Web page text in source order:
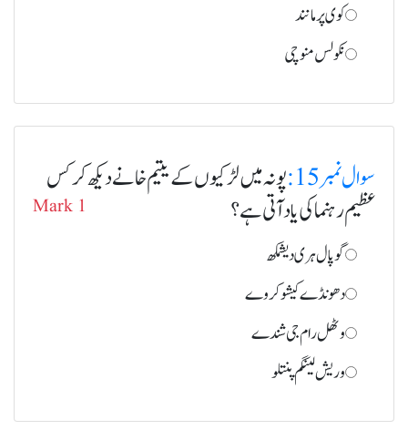
کوی پرمانند
نکولس منوچی
سوال نمبر 15:
پونہ میں لڑکیوں کے یتیم خانے دیکھ کر کس
عظیم رہنما کی یاد آتی ہے؟
Mark 1
گوپال ہری دیشمکھ
دھونڈے کیشو کروے
وٹھل رام جی شندے
وریش لینگم پنتلو